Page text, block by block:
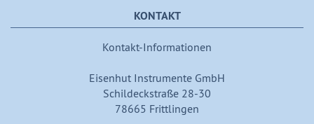
KONTAKT
Kontakt-Informationen
Eisenhut Instrumente GmbH
Schildeckstraße 28-30
78665 Frittlingen